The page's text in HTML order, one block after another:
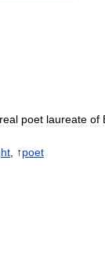
real poet laureate of
, ↑poet